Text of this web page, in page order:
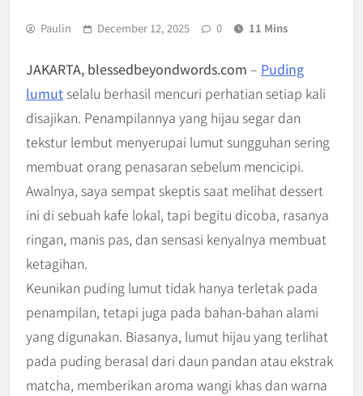
Paulin December 12, 2025 0 11 Mins
JAKARTA, blessedbeyondwords.com – Puding
lumut selalu berhasil mencuri perhatian setiap kali
disajikan. Penampilannya yang hijau segar dan
tekstur lembut menyerupai lumut sungguhan sering
membuat orang penasaran sebelum mencicipi.
Awalnya, saya sempat skeptis saat melihat dessert
ini di sebuah kafe lokal, tapi begitu dicoba, rasanya
ringan, manis pas, dan sensasi kenyalnya membuat
ketagihan.
Keunikan puding lumut tidak hanya terletak pada
penampilan, tetapi juga pada bahan-bahan alami
yang digunakan. Biasanya, lumut hijau yang terlihat
pada puding berasal dari daun pandan atau ekstrak
matcha, memberikan aroma wangi khas dan warna